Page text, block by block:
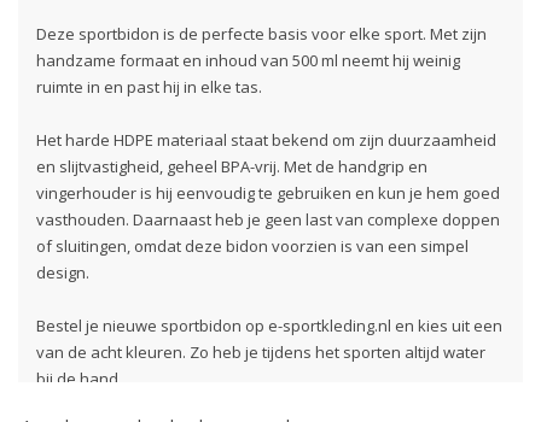
Deze sportbidon is de perfecte basis voor elke sport. Met zijn
handzame formaat en inhoud van 500 ml neemt hij weinig
ruimte in en past hij in elke tas.
Het harde HDPE materiaal staat bekend om zijn duurzaamheid
en slijtvastigheid, geheel BPA-vrij. Met de handgrip en
vingerhouder is hij eenvoudig te gebruiken en kun je hem goed
vasthouden. Daarnaast heb je geen last van complexe doppen
of sluitingen, omdat deze bidon voorzien is van een simpel
design.
Bestel je nieuwe sportbidon op e-sportkleding.nl en kies uit een
van de acht kleuren. Zo heb je tijdens het sporten altijd water
bij de hand.